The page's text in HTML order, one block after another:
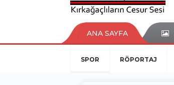
ANA SAYFA
SPOR RÖPORTAJ